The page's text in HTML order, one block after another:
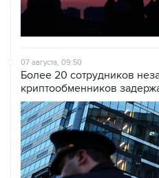
07 августа, 09:50
Более 20 сотрудников
криптообменников